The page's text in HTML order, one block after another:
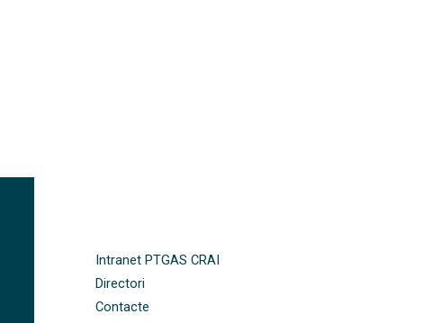
Intranet PTGAS CRAI
Directori
Contacte